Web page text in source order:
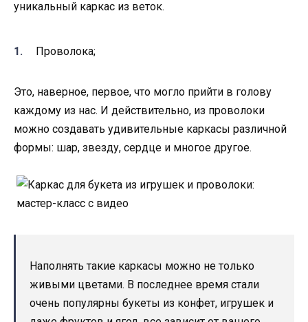
уникальный каркас из веток.
Проволока;
Это, наверное, первое, что могло прийти в голову
каждому из нас. И действительно, из проволоки
можно создавать удивительные каркасы различной
формы: шар, звезду, сердце и многое другое.
Наполнять такие каркасы можно не только
живыми цветами. В последнее время стали
очень популярны букеты из конфет, игрушек и